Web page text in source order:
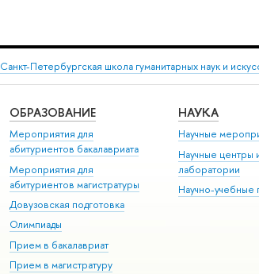
Санкт-Петербургская школа гуманитарных наук и
ОБРАЗОВАНИЕ
Мероприятия для
абитуриентов бакалавриата
Мероприятия для
абитуриентов магистратуры
Довузовская подготовка
Олимпиады
Прием в бакалавриат
Прием в магистратуру
НАУКА
Научные
Научные центры
лаборатории
Научно-учебные